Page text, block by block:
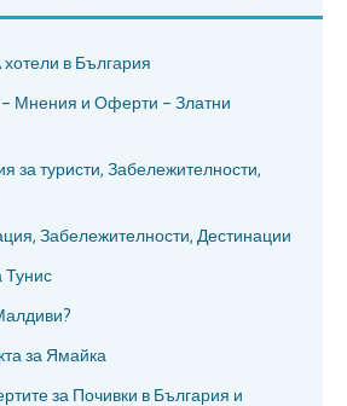
в България
Мнения и Оферти – Златни
за туристи, Забележителности,
Забележителности, Дестинации
Тунис
за Ямайка
за Почивки в България и